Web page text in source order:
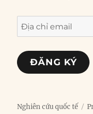
Địa
chỉ
email
ĐĂNG KÝ
Nghiên cứu quốc tế